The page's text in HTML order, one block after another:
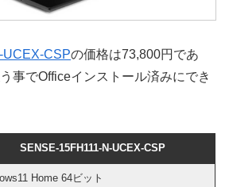
UCEX-CSPの価格は73,800円であ
事でOfficeインストール済みにでき
SENSE-15FH111-N-UCEX-CSP
Home 64ビット